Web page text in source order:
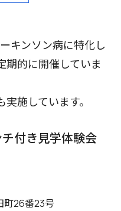
キンソン病に特化し
期的に開催していま
施しています。
チ付き見学体験会
町26番23号